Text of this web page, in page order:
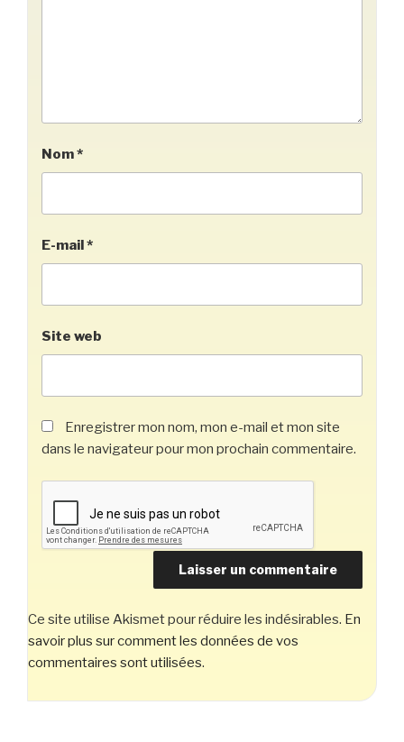
Nom*
E-mail*
Site web
Enregistrer mon nom, mon e-mail et mon site
dans le navigateur pour mon prochain commentaire.
Ce site utilise Akismet pour réduire les indésirables. En
savoir plus sur comment les données de vos
commentaires sont utilisées.